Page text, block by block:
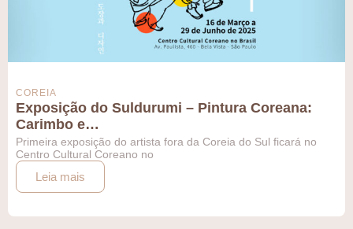
COREIA
Exposição do Suldurumi – Pintura Coreana:
Carimbo e…
Primeira exposição do artista fora da Coreia do Sul ficará no
Centro Cultural Coreano no
Leia mais